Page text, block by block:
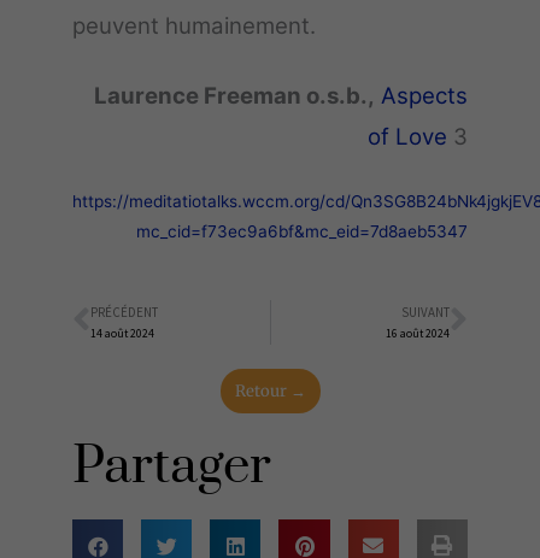
peuvent humainement.
Laurence Freeman o.s.b., Aspects
of Love 3
https://meditatiotalks.wccm.org/cd/
mc_cid=f73ec9a6bf&mc_eid=7d8aeb5347
Précédent
PRÉCÉDENT
14 août 2024
SUIVANT
16 août 2024
Retour →
Partager